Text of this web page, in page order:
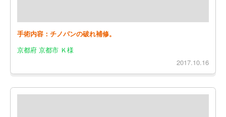
手術内容：チノパンの破れ補修。
京都府 京都市 Ｋ様
2017.10.16